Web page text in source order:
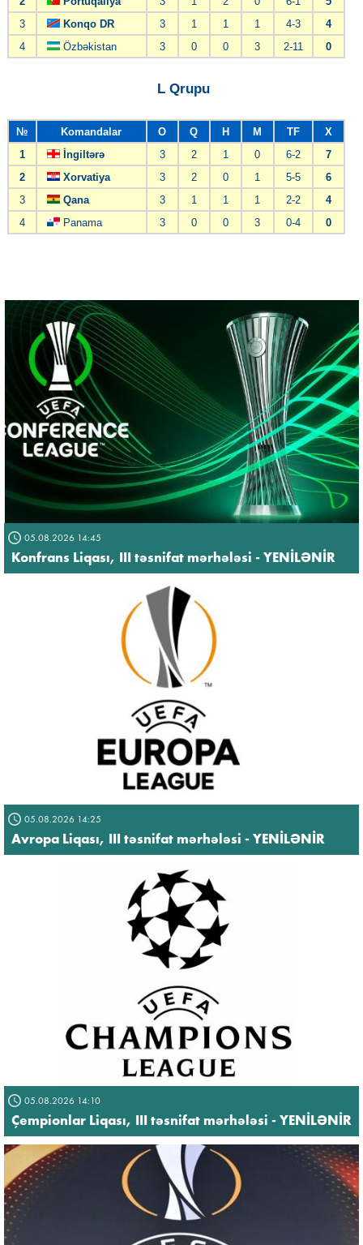
3
Konqo DR 3 1 1 1 4-3
4
4
Özbəkistan 3 0 0 3 2-11 0
L Qrupu
№ Komandalar O Q H M TF
X
1
İngiltərə 3 2 1 0 6-2
7
2
Xorvatiya 3 2 0 1 5-5
6
3
Qana 3 1 1 1 2-2
4
4
Panama 3 0 0 3 0-4 0
05.08.2026 14:45
Konfrans Liqası, III təsnifat mərhələsi - YENİLƏNİR
05.08.2026 14:25
Avropa Liqası, III təsnifat mərhələsi - YENİLƏNİR
05.08.2026 14:10
Çempionlar Liqası, III təsnifat mərhələsi - YENİLƏNİR